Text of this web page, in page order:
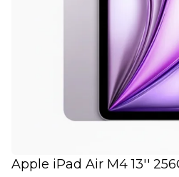
Apple iPad Air M4 13''